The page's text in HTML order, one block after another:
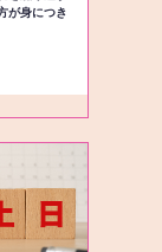
が身につき